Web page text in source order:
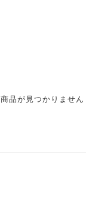
商品が見つかりません